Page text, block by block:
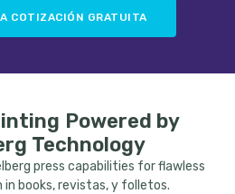
COTIZACIÓN GRATUITA
Powered by
Technology
press capabilities for flawless
books,revistas, y folletos.